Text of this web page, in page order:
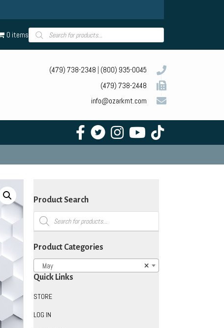
0 itemsProducts
search
(479) 738-2348 (800) 935-0045
(479) 738-2448
info@ozarkmt.com
Product Search
Products
search
Product Categories
×
May
Quick Links
STORE
LOG IN